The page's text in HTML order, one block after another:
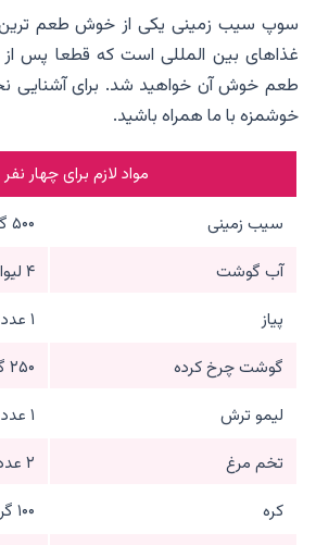
سوپ سیب زمینی یکی از خوش طعم
غذاهای بین المللی است که قطعا پس
طعم خوش آن خواهید شد. برای
خوشمزه با ما همراه باشید.
مواد لازم برای چهار
سیب زمینی
۵۰۰ گرم
آب گوشت
۴ لیوان
پیاز
۱ عدد ( بزرگ )
گوشت چرخ کرده
۲۵۰ گرم
لیمو ترش
۱ عدد
تخم مرغ
۲ عدد
کره
۱۰۰ گرم